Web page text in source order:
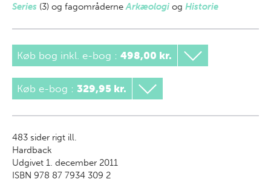
Series (3) og fagområderneArkæologi og Historie
Køb bog inkl. e-bog : 498,00 kr.
Køb e-bog : 329,95 kr.
483 sider rigt ill.
Hardback
Udgivet 1. december 2011
ISBN 978 87 7934 309 2